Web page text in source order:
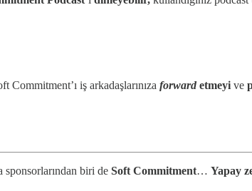
Commitment’ı iş arkadaşlarınıza forward etmeyi ve
sponsorlarından biri de Soft Commitment… Yapay